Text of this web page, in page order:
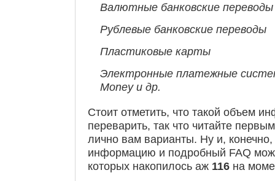
Валютные банковские переводы
Рублевые банковские переводы
Пластиковые карты
Электронные платежные
Money и др.
Стоит отметить, что такой объем
переварить, так что читайте
лично вам варианты. Ну и,
информацию и подробный FAQ
которых накопилось аж 116 на